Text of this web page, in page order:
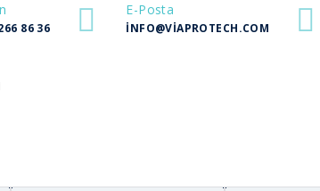
86 36
E-Posta
INFO@VIAPROTECH.COM